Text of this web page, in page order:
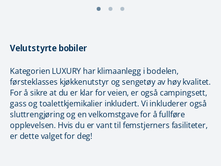
Velutstyrte bobiler
Kategorien LUXURY har klimaanlegg i bodelen,
førsteklasses kjøkkenutstyr og sengetøy av høy kvalitet.
For å sikre at du er klar for veien, er også campingsett,
gass og toalettkjemikalier inkludert. Vi inkluderer også
sluttrengjøring og en velkomstgave for å fullføre
opplevelsen. Hvis du er vant til femstjerners fasiliteter,
er dette valget for deg!